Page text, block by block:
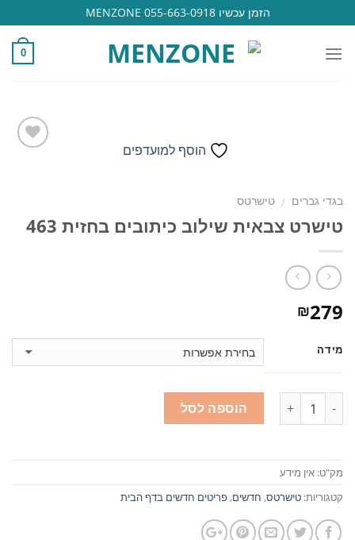
to
content
הזמן עכשיו 055-663-0918 MENZONE
0
הוסף למועדפים
בגדי גברים / טישרטס
טישרט צבאית שילוב כיתובים בחזית 463
₪279
מידה
הוספה לסל
מק"ט: אין מידע
קטגוריות: טישרטס, חדשים,פריטים חדשים בדף הבית